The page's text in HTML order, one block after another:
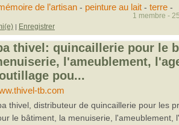
de l’artisan- peinture au lait- terre-
| Enregistrer
1 membre -
thivel: quincaillerie pour le
l'ameublement,
pou...
tb.com
thivel, distributeur de quincaillerie pour les
le bâtiment, la menuiserie, l'ameublement,